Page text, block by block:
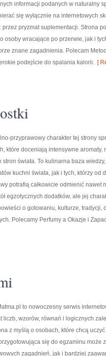
informacji podanych w naturalny
się wyłącznie na internetowych
przez pryzmat suplementacji. Strona
osoby wracające po przerwie, jak i
znane zagadnienia. Polecam
podejście do spalania kalorii. [
przyprawowy charakter tej strony
które doceniają intensywne
stron świata. To kulinarna baza
kuchni świata, jak i tych, którzy od
potrafią całkowicie odmienić nawet
egzotycznych dodatków, ale jej
o gotowaniu, kulturze, tradycji,
Polecamy Perfumy a Okazje i
to nowoczesny serwis
liczb, wzorów, równań i logicznych
z myślą o osobach, które chcą
się do egzaminu może
zagadnień, jak i bardziej